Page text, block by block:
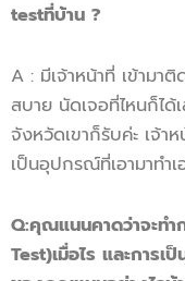
testที่บ้าน ?
A : มีเจ้าหน้าที่ เข้ามา
สบาย นัดเจอที่ไหนก็ได้
จังหวัดเขาก็รับค่ะ เจ้าห
เป็นอุปกรณ์ที่เอามาทำ
Q:คุณแนนคาดว่าจะทำ
Test)เมื่อไร และการเป็